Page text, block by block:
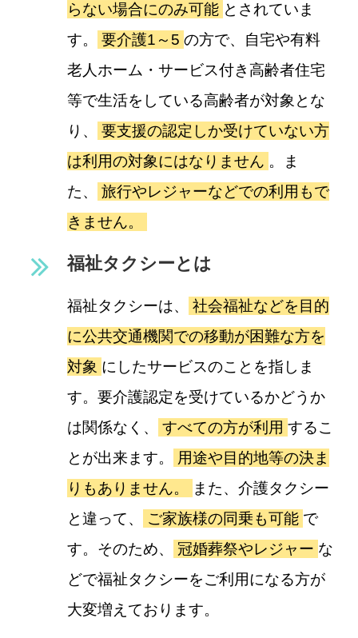
らない場合にのみ可能 とされていま
す。
要介護1～5 の方で、自宅や有料
老人ホーム・サービス付き高齢者住宅
等で生活をしている高齢者が対象とな
り、
要支援の認定しか受けていない方
は利用の対象にはなりません 。ま
た、
旅行やレジャーなどでの利用もで
きません。
福祉タクシーとは
福祉タクシーは、
社会福祉などを目的
に公共交通機関での移動が困難な方を
対象 にしたサービスのことを指しま
す。要介護認定を受けているかどうか
は関係なく、
すべての方が利用 するこ
とが出来ます。
用途や目的地等の決ま
りもありません。
また、介護タクシー
と違って、
ご家族様の同乗も可能 で
す。そのため、
冠婚葬祭やレジャー な
どで福祉タクシーをご利用になる方が
大変増えております。